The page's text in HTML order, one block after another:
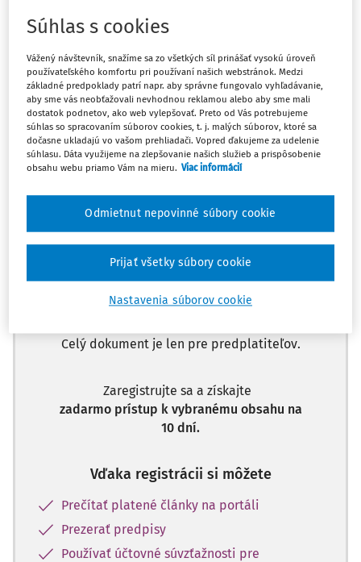
Následne, ak fakturujeme poplatok za archiváciu štúdie
napríklad 25 rokov. Ako správne postupovať? Poplatok
časovo rozlíšiť na obdobie a ide o prenos daňovej
povinnosti v prípade zahraničného odberateľa,
registrovaných platiteľov DPH v IČŠ EÚ? Je to správne?
Odpoveď
Máte predplatné? Prihláste sa
Zatiaľ ste si prečítali len začiatok...
Celý dokument je len pre predplatiteľov.
Zaregistrujte sa a získajte
zadarmo prístup k vybranému obsahu na
10 dní.
Vďaka registrácii si môžete
Prečítať platené články na portáli
Prezerať predpisy
Používať účtovné súvzťažnosti pre
Súhlas s cookies
Vážený návštevník, snažíme sa zo všetkých síl prinášať vysokú úroveň
používateľského komfortu pri používaní našich webstránok. Medzi
základné predpoklady patrí napr. aby správne fungovalo vyhľadávanie,
aby sme vás neobťažovali nevhodnou reklamou alebo aby sme mali
dostatok podnetov, ako web vylepšovať. Preto od Vás potrebujeme
súhlas so spracovaním súborov cookies, t. j. malých súborov, ktoré sa
dočasne ukladajú vo vašom prehliadači. Vopred ďakujeme za udelenie
súhlasu. Dáta využijeme na zlepšovanie našich služieb a prispôsobenie
obsahu webu priamo Vám na mieru. Viac informácií
Nastavenia súborov cookie
Odmietnut nepovinné súbory cookie
Prijať všetky súbory cookie